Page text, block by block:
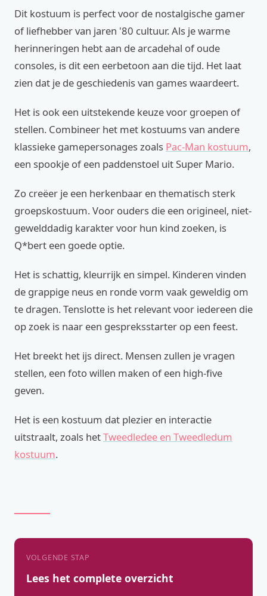
Dit kostuum is perfect voor de nostalgische gamer
of liefhebber van jaren '80 cultuur. Als je warme
herinneringen hebt aan de arcadehal of oude
consoles, is dit een eerbetoon aan die tijd. Het laat
zien dat je de geschiedenis van games waardeert.
Het is ook een uitstekende keuze voor groepen of
stellen. Combineer het met kostuums van andere
klassieke gamepersonages zoals Pac-Man kostuum,
een spookje of een paddenstoel uit Super Mario.
Zo creëer je een herkenbaar en thematisch sterk
groepskostuum. Voor ouders die een origineel, niet-
gewelddadig karakter voor hun kind zoeken, is
Q*bert een goede optie.
Het is schattig, kleurrijk en simpel. Kinderen vinden
de grappige neus en ronde vorm vaak geweldig om
te dragen. Tenslotte is het relevant voor iedereen die
op zoek is naar een gespreksstarter op een feest.
Het breekt het ijs direct. Mensen zullen je vragen
stellen, een foto willen maken of een high-five
geven.
Het is een kostuum dat plezier en interactie
uitstraalt, zoals hetTweedledee en Tweedledum
kostuum.
VOLGENDE STAP
Lees het complete overzicht